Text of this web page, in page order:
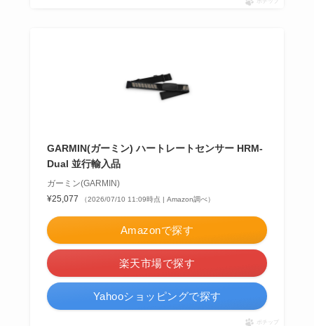
GARMIN(ガーミン) ハートレートセンサー HRM-
Dual 並行輸入品
ガーミン(GARMIN)
¥25,077
（2026/07/10 11:09時点 | Amazon調べ）
Amazonで探す
楽天市場で探す
Yahooショッピングで探す
ポチップ